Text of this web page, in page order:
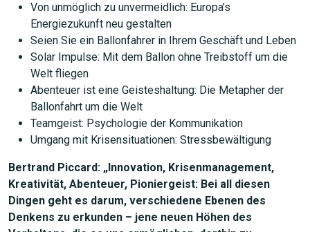
Von unmöglich zu unvermeidlich: Europa’s
Energiezukunft neu gestalten
Seien Sie ein Ballonfahrer in Ihrem Geschäft und Leben
Solar Impulse: Mit dem Ballon ohne Treibstoff um die
Welt fliegen
Abenteuer ist eine Geisteshaltung: Die Metapher der
Ballonfahrt um die Welt
Teamgeist: Psychologie der Kommunikation
Umgang mit Krisensituationen: Stressbewältigung
Bertrand Piccard: „Innovation, Krisenmanagement,
Kreativität, Abenteuer, Pioniergeist: Bei all diesen
Dingen geht es darum, verschiedene Ebenen des
Denkens zu erkunden – jene neuen Höhen des